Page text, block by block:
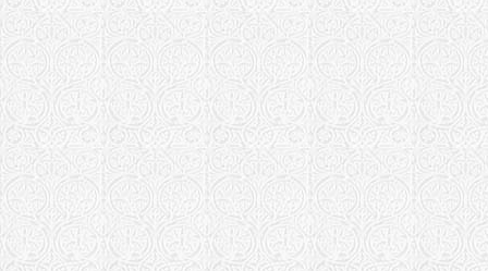
Храм
Курская
Храм
Московская